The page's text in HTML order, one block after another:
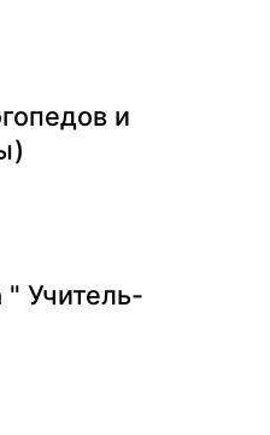
и
" Учитель-